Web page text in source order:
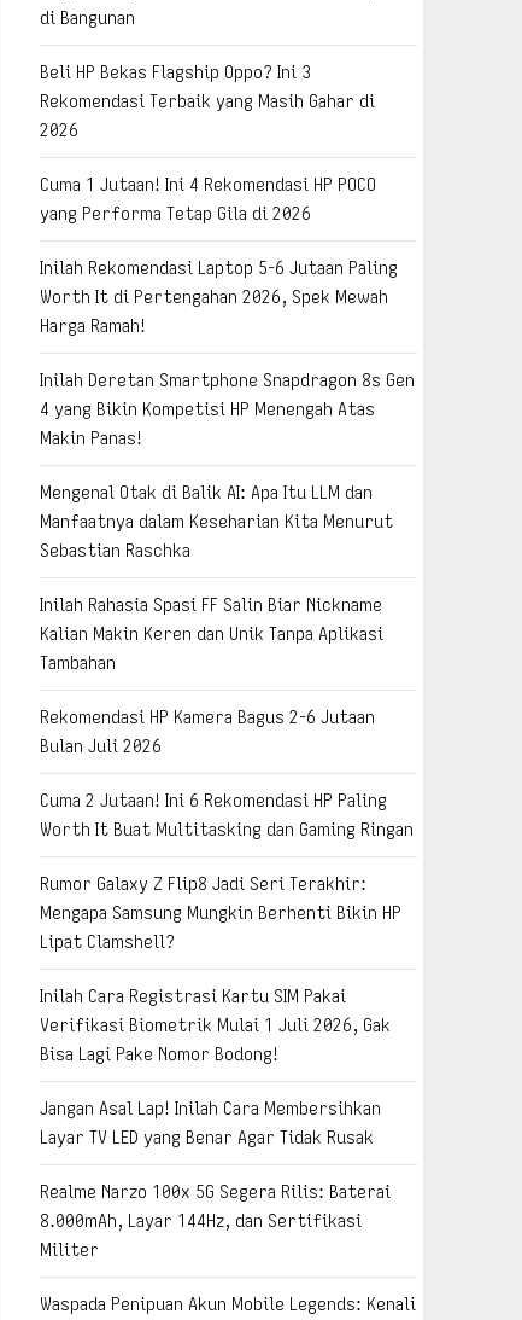
di Bangunan
Beli HP Bekas Flagship Oppo? Ini 3
Rekomendasi Terbaik yang Masih Gahar di
2026
Cuma 1 Jutaan! Ini 4 Rekomendasi HP POCO
yang Performa Tetap Gila di 2026
Inilah Rekomendasi Laptop 5-6 Jutaan Paling
Worth It di Pertengahan 2026, Spek Mewah
Harga Ramah!
Inilah Deretan Smartphone Snapdragon 8s Gen
4 yang Bikin Kompetisi HP Menengah Atas
Makin Panas!
Mengenal Otak di Balik AI: Apa Itu LLM dan
Manfaatnya dalam Keseharian Kita Menurut
Sebastian Raschka
Inilah Rahasia Spasi FF Salin Biar Nickname
Kalian Makin Keren dan Unik Tanpa Aplikasi
Tambahan
Rekomendasi HP Kamera Bagus 2-6 Jutaan
Bulan Juli 2026
Cuma 2 Jutaan! Ini 6 Rekomendasi HP Paling
Worth It Buat Multitasking dan Gaming Ringan
Rumor Galaxy Z Flip8 Jadi Seri Terakhir:
Mengapa Samsung Mungkin Berhenti Bikin HP
Lipat Clamshell?
Inilah Cara Registrasi Kartu SIM Pakai
Verifikasi Biometrik Mulai 1 Juli 2026, Gak
Bisa Lagi Pake Nomor Bodong!
Jangan Asal Lap! Inilah Cara Membersihkan
Layar TV LED yang Benar Agar Tidak Rusak
Realme Narzo 100x 5G Segera Rilis: Baterai
8.000mAh, Layar 144Hz, dan Sertifikasi
Militer
Waspada Penipuan Akun Mobile Legends: Kenali